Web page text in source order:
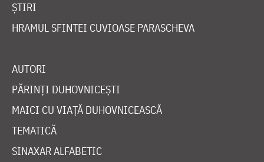
ȘTIRI
HRAMUL SFINTEI CUVIOASE PARASCHEVA
AUTORI
PĂRINȚI DUHOVNICEȘTI
MAICI CU VIAȚĂ DUHOVNICEASCĂ
TEMATICĂ
SINAXAR ALFABETIC